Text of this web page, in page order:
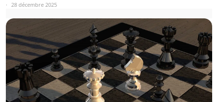
28 décembre 2025